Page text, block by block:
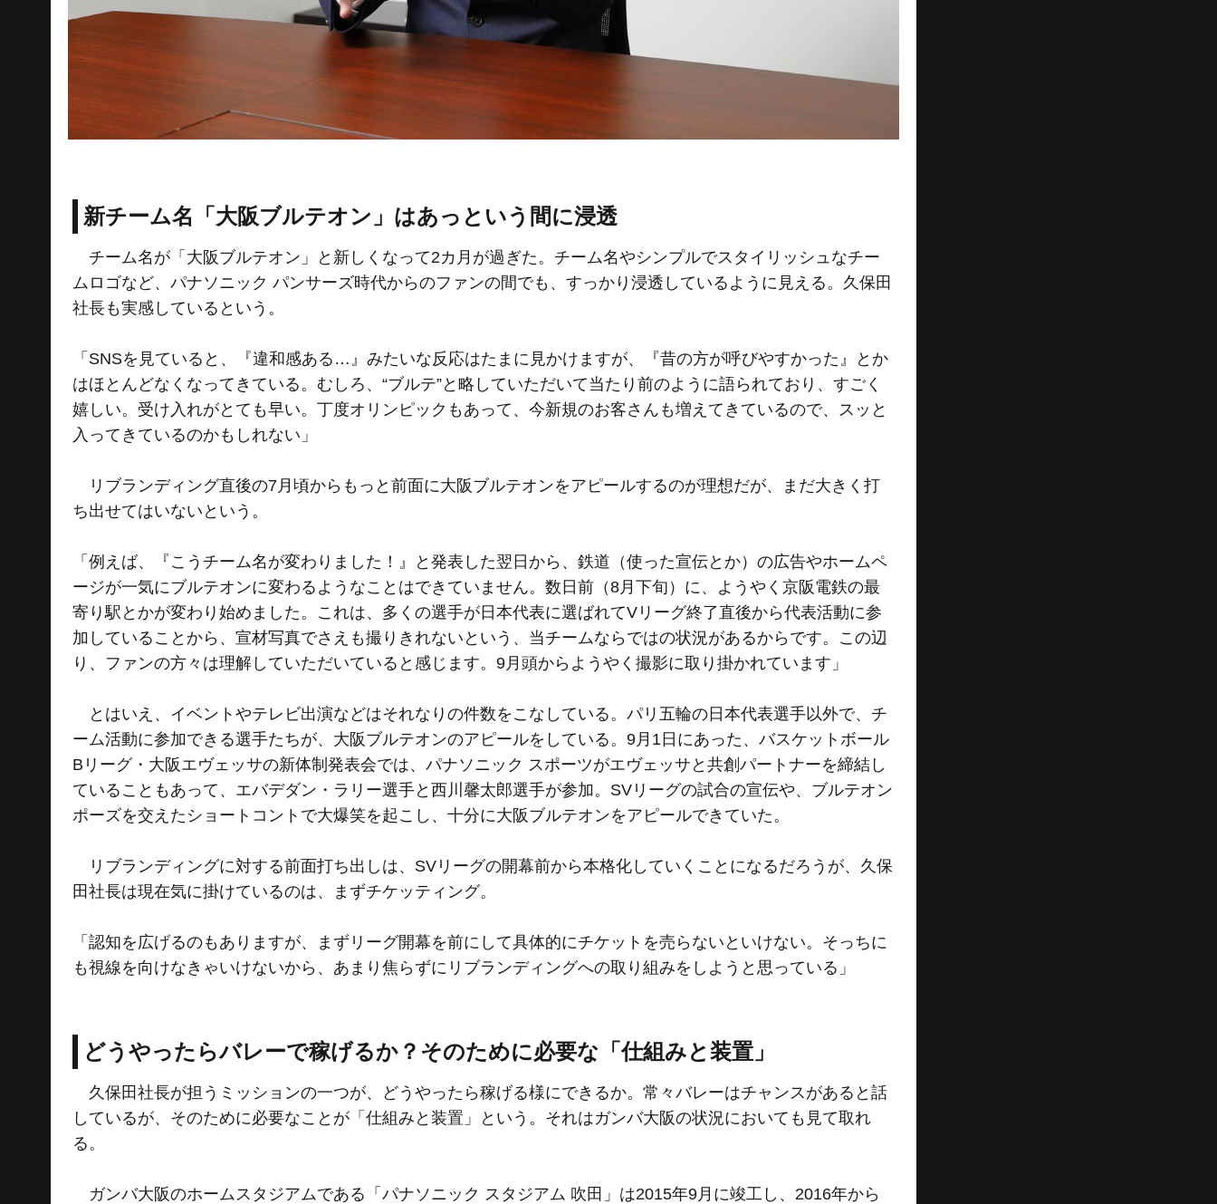
新チーム名「大阪ブルテオン」はあっという間に浸透
チーム名が「大阪ブルテオン」と新しくなって2カ月が過ぎた。チーム名やシンプルでスタイリッシュなチー
ムロゴなど、パナソニック パンサーズ時代からのファンの間でも、すっかり浸透しているように見える。久保田
社長も実感しているという。
「SNSを見ていると、『違和感ある…』みたいな反応はたまに見かけますが、『昔の方が呼びやすかった』とか
はほとんどなくなってきている。むしろ、“ブルテ”と略していただいて当たり前のように語られており、すごく
嬉しい。受け入れがとても早い。丁度オリンピックもあって、今新規のお客さんも増えてきているので、スッと
入ってきているのかもしれない」
リブランディング直後の7月頃からもっと前面に大阪ブルテオンをアピールするのが理想だが、まだ大きく打
ち出せてはいないという。
「例えば、『こうチーム名が変わりました！』と発表した翌日から、鉄道（使った宣伝とか）の広告やホームペ
ージが一気にブルテオンに変わるようなことはできていません。数日前（8月下旬）に、ようやく京阪電鉄の最
寄り駅とかが変わり始めました。これは、多くの選手が日本代表に選ばれてVリーグ終了直後から代表活動に参
加していることから、宣材写真でさえも撮りきれないという、当チームならではの状況があるからです。この辺
り、ファンの方々は理解していただいていると感じます。9月頭からようやく撮影に取り掛かれています」
とはいえ、イベントやテレビ出演などはそれなりの件数をこなしている。パリ五輪の日本代表選手以外で、チ
ーム活動に参加できる選手たちが、大阪ブルテオンのアピールをしている。9月1日にあった、バスケットボール
Bリーグ・大阪エヴェッサの新体制発表会では、パナソニック スポーツがエヴェッサと共創パートナーを締結し
ていることもあって、エバデダン・ラリー選手と西川馨太郎選手が参加。SVリーグの試合の宣伝や、ブルテオン
ポーズを交えたショートコントで大爆笑を起こし、十分に大阪ブルテオンをアピールできていた。
リブランディングに対する前面打ち出しは、SVリーグの開幕前から本格化していくことになるだろうが、久保
田社長は現在気に掛けているのは、まずチケッティング。
「認知を広げるのもありますが、まずリーグ開幕を前にして具体的にチケットを売らないといけない。そっちに
も視線を向けなきゃいけないから、あまり焦らずにリブランディングへの取り組みをしようと思っている」
どうやったらバレーで稼げるか？そのために必要な「仕組みと装置」
久保田社長が担うミッションの一つが、どうやったら稼げる様にできるか。常々バレーはチャンスがあると話
しているが、そのために必要なことが「仕組みと装置」という。それはガンバ大阪の状況においても見て取れ
る。
ガンバ大阪のホームスタジアムである「パナソニック スタジアム 吹田」は2015年9月に竣工し、2016年から